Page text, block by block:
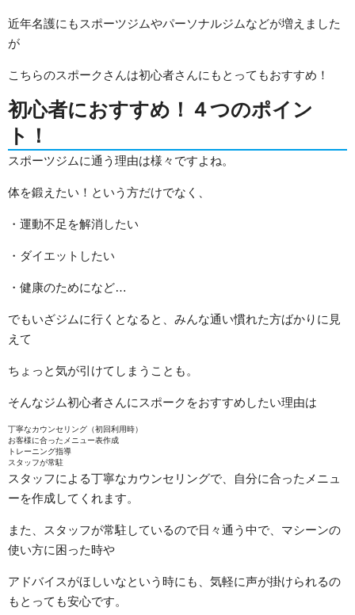
近年名護にもスポーツジムやパーソナルジムなどが増えました
が
こちらのスポークさんは初心者さんにもとってもおすすめ！
初心者におすすめ！４つのポイン
ト！
スポーツジムに通う理由は様々ですよね。
体を鍛えたい！という方だけでなく、
・運動不足を解消したい
・ダイエットしたい
・健康のためになど…
でもいざジムに行くとなると、みんな通い慣れた方ばかりに見
えて
ちょっと気が引けてしまうことも。
そんなジム初心者さんにスポークをおすすめしたい理由は
丁寧なカウンセリング（初回利用時）
お客様に合ったメニュー表作成
トレーニング指導
スタッフが常駐
スタッフによる丁寧なカウンセリングで、自分に合ったメニュ
ーを作成してくれます。
また、スタッフが常駐しているので日々通う中で、マシーンの
使い方に困った時や
アドバイスがほしいなという時にも、気軽に声が掛けられるの
もとっても安心です。